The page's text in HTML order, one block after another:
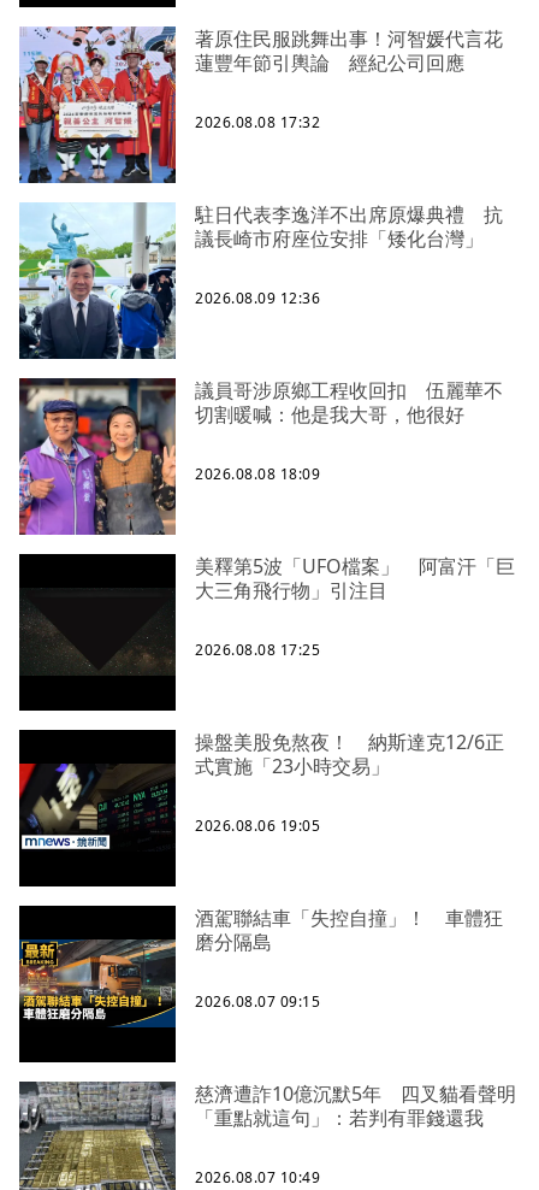
著原住民服跳舞出事！河智媛代言花
蓮豐年節引輿論 經紀公司回應
2026.08.08 17:32
駐日代表李逸洋不出席原爆典禮 抗
議長崎市府座位安排「矮化台灣」
2026.08.09 12:36
議員哥涉原鄉工程收回扣 伍麗華不
切割暖喊：他是我大哥，他很好
2026.08.08 18:09
美釋第5波「UFO檔案」 阿富汗「巨
大三角飛行物」引注目
2026.08.08 17:25
操盤美股免熬夜！ 納斯達克12/6正
式實施「23小時交易」
2026.08.06 19:05
酒駕聯結車「失控自撞」！ 車體狂
磨分隔島
2026.08.07 09:15
慈濟遭詐10億沉默5年 四叉貓看聲明
「重點就這句」：若判有罪錢還我
2026.08.07 10:49